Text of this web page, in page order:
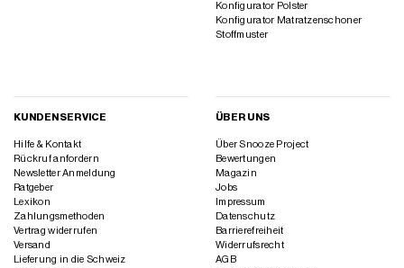
Konfigurator Polster
Konfigurator Matratzenschoner
Stoffmuster
KUNDENSERVICE
Hilfe & Kontakt
Rückruf anfordern
Newsletter Anmeldung
Ratgeber
Lexikon
Zahlungsmethoden
Vertrag widerrufen
Versand
Lieferung in die Schweiz
ÜBER UNS
Über Snooze Project
Bewertungen
Magazin
Jobs
Impressum
Datenschutz
Barrierefreiheit
Widerrufsrecht
AGB